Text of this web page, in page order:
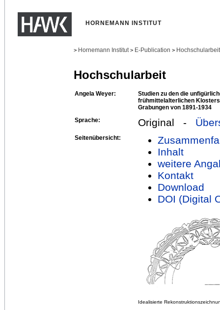
HORNEMANN INSTITUT
> Hornemann Institut > E-Publication >
Hochschularbeit
Angela Weyer:
Studien zu den die
frühmittelalterlichen
Grabungen von 1891-1934
Sprache:
Original -
Seitenübersicht:
Inhalt
weitere
Kontakt
Download
DOI (Digital
Idealisierte